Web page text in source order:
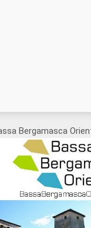
Bergamasca